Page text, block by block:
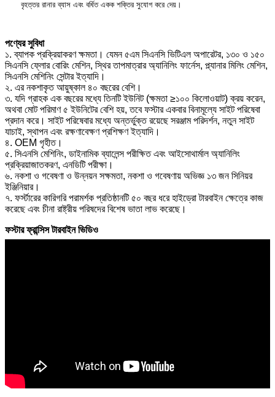
বৃহত্তর রানার ব্যাস এবং বর্ধিত একক শক্তির সুযোগ করে দেয়।
পণ্যের সুবিধা
১. ব্যাপক প্রক্রিয়াকরণ ক্ষমতা। যেমন ৫এম সিএনসি ভিটিএল অপারেটর, ১৩০ ও ১৫০
সিএনসি ফ্লোর বোরিং মেশিন, স্থির তাপমাত্রার অ্যানিলিং ফার্নেস, প্ল্যানার মিলিং মেশিন,
সিএনসি মেশিনিং সেন্টার ইত্যাদি।
২. এর নকশাকৃত আয়ুষ্কাল ৪০ বছরের বেশি।
৩. যদি গ্রাহক এক বছরের মধ্যে তিনটি ইউনিট (ক্ষমতা ≥১০০ কিলোওয়াট) ক্রয় করেন,
অথবা মোট পরিমাণ ৫ ইউনিটের বেশি হয়, তবে ফস্টার একবার বিনামূল্যে সাইট পরিষেবা
প্রদান করে। সাইট পরিষেবার মধ্যে অন্তর্ভুক্ত রয়েছে সরঞ্জাম পরিদর্শন, নতুন সাইট
যাচাই, স্থাপন এবং রক্ষণাবেক্ষণ প্রশিক্ষণ ইত্যাদি।
৪. OEM গৃহীত।
৫. সিএনসি মেশিনিং, ডাইনামিক ব্যালেন্স পরীক্ষিত এবং আইসোথার্মাল অ্যানিলিং
প্রক্রিয়াজাতকরণ, এনডিটি পরীক্ষা।
৬. নকশা ও গবেষণা ও উন্নয়ন সক্ষমতা, নকশা ও গবেষণায় অভিজ্ঞ ১৩ জন সিনিয়র
ইঞ্জিনিয়ার।
৭. ফর্স্টারের কারিগরি পরামর্শক প্রতিষ্ঠানটি ৫০ বছর ধরে হাইড্রো টারবাইন ক্ষেত্রে কাজ
করেছে এবং চীনা রাষ্ট্রীয় পরিষদের বিশেষ ভাতা লাভ করেছে।
ফস্টার ফ্রান্সিস টারবাইন ভিডিও